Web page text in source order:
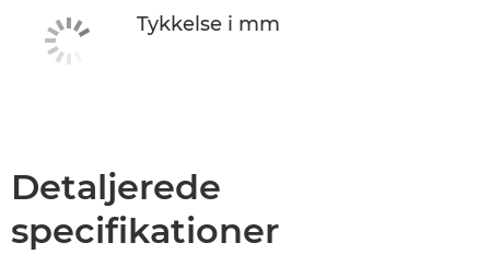
Tykkelse i mm
Detaljerede
specifikationer